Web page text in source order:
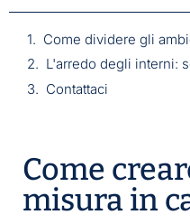
Come dividere gli
L'arredo degli interni:
Contattaci
Come
misura in